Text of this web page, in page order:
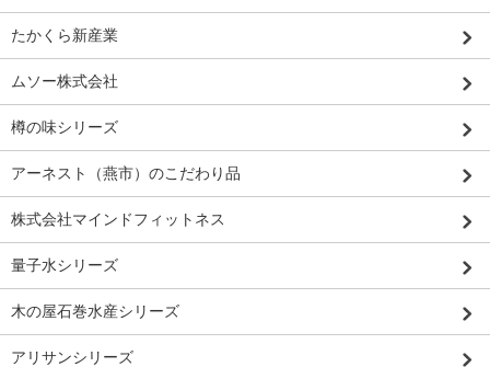
たかくら新産業
ムソー株式会社
樽の味シリーズ
アーネスト（燕市）のこだわり品
株式会社マインドフィットネス
量子水シリーズ
木の屋石巻水産シリーズ
アリサンシリーズ